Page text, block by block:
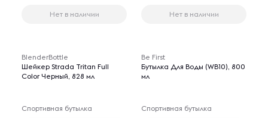
Нет в наличии Нет в наличии
BlenderBottle
Шейкер Strada Tritan Full
Color Черный, 828 мл
Спортивная бутылка
Be First
Бутылка Для Воды (WB10), 800
мл
Спортивная бутылка